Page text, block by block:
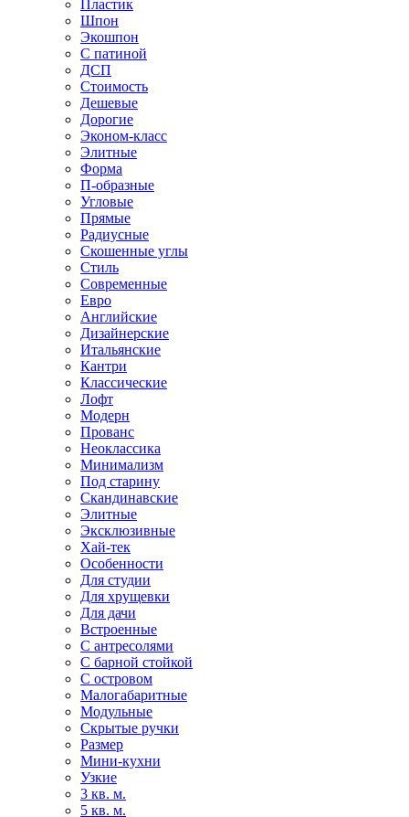
Пластик
Шпон
Экошпон
С патиной
ДСП
Стоимость
Дешевые
Дорогие
Эконом-класс
Элитные
Форма
П-образные
Угловые
Прямые
Радиусные
Скошенные углы
Стиль
Современные
Евро
Английские
Дизайнерские
Итальянские
Кантри
Классические
Лофт
Модерн
Прованс
Неоклассика
Минимализм
Под старину
Скандинавские
Элитные
Эксклюзивные
Хай-тек
Особенности
Для студии
Для хрущевки
Для дачи
Встроенные
С антресолями
С барной стойкой
С островом
Малогабаритные
Модульные
Скрытые ручки
Размер
Мини-кухни
Узкие
3 кв. м.
5 кв. м.